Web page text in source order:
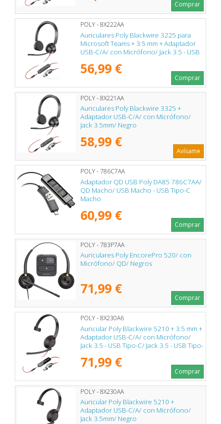
Comprar
POLY - 8X222AA
Auriculares Poly Blackwire 3225 para
Microsoft Teams + 3.5 mm + Adaptador
USB-C/A/ con Micrófono/ Jack 3.5 - USB
56,99 €
Comprar
POLY - 8X221AA
Auriculares Poly Blackwire 3325 +
Adaptador USB-C/A/ con Micrófono/
Jack 3.5mm/ Negro
58,99 €
Avísame
POLY - 786C7AA
Adaptador QD USB Poly DA85 786C7AA/
QD Macho/ USB Macho - USB Tipo-C
Macho
60,99 €
Comprar
POLY - 783P7AA
Auriculares Poly EncorePro 520/ con
Micrófono/ QD/ Negros
71,99 €
Comprar
POLY - 8X230A6
Auricular Poly Blackwire 5210 + 3.5 mm +
Adaptador USB-C/A/ con Micrófono/
Jack 3.5 - USB Tipo-C/ Jack 3.5 - USB Tipo-
71,99 €
Comprar
POLY - 8X230AA
Auricular Poly Blackwire 5210 +
Adaptador USB-C/A/ con Micrófono/
Jack 3.5mm/ Negro